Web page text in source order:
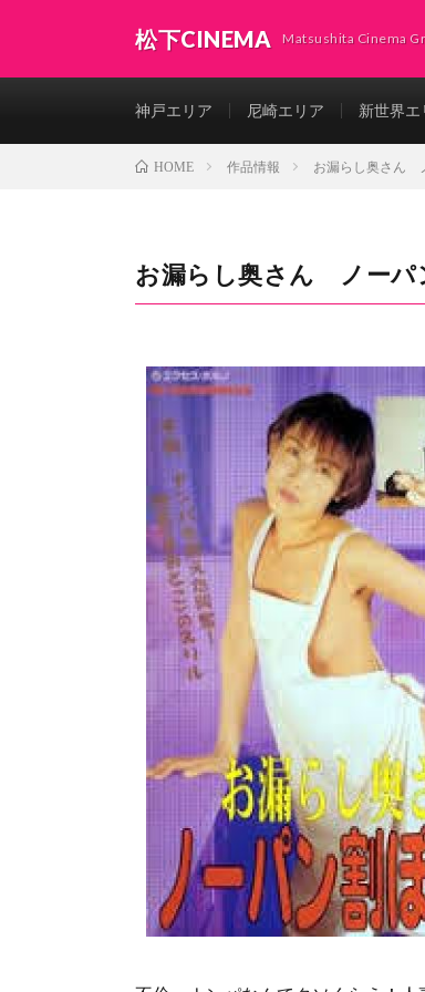
松下CINEMA Matsushita Cinema
神戸エリア 尼崎エリア 新世界エ
HOME 作品情報 お漏らし奥さん
お漏らし奥さん ノーパ